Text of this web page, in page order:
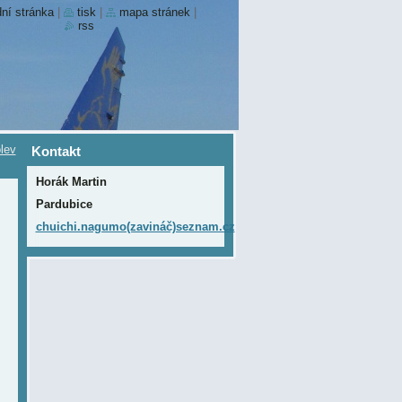
Kontakt
Horák Martin
Pardubice
chuichi.nagumo(zavináč)seznam.cz
stránka tisk mapa stránek
rss